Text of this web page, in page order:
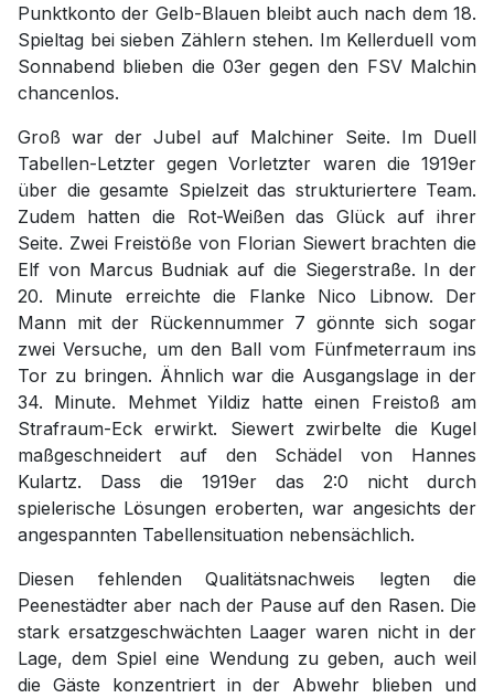
Punktkonto der Gelb-Blauen bleibt auch nach dem 18.
Spieltag bei sieben Zählern stehen. Im Kellerduell vom
Sonnabend blieben die 03er gegen den FSV Malchin
chancenlos.
Groß war der Jubel auf Malchiner Seite. Im Duell
Tabellen-Letzter gegen Vorletzter waren die 1919er
über die gesamte Spielzeit das strukturiertere Team.
Zudem hatten die Rot-Weißen das Glück auf ihrer
Seite. Zwei Freistöße von Florian Siewert brachten die
Elf von Marcus Budniak auf die Siegerstraße. In der
20. Minute erreichte die Flanke Nico Libnow. Der
Mann mit der Rückennummer 7 gönnte sich sogar
zwei Versuche, um den Ball vom Fünfmeterraum ins
Tor zu bringen. Ähnlich war die Ausgangslage in der
34. Minute. Mehmet Yildiz hatte einen Freistoß am
Strafraum-Eck erwirkt. Siewert zwirbelte die Kugel
maßgeschneidert auf den Schädel von Hannes
Kulartz. Dass die 1919er das 2:0 nicht durch
spielerische Lösungen eroberten, war angesichts der
angespannten Tabellensituation nebensächlich.
Diesen fehlenden Qualitätsnachweis legten die
Peenestädter aber nach der Pause auf den Rasen. Die
stark ersatzgeschwächten Laager waren nicht in der
Lage, dem Spiel eine Wendung zu geben, auch weil
die Gäste konzentriert in der Abwehr blieben und